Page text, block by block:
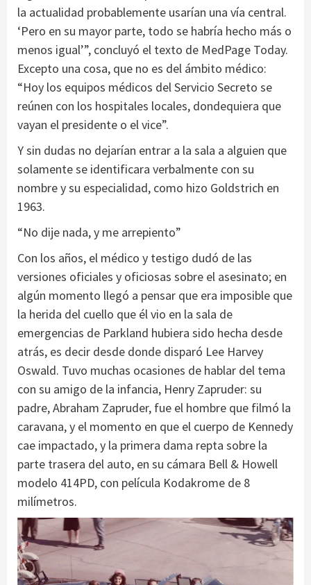
la actualidad probablemente usarían una vía central.
‘Pero en su mayor parte, todo se habría hecho más o
menos igual’”, concluyó el texto de MedPage Today.
Excepto una cosa, que no es del ámbito médico:
“Hoy los equipos médicos del Servicio Secreto se
reúnen con los hospitales locales, dondequiera que
vayan el presidente o el vice”.
Y sin dudas no dejarían entrar a la sala a alguien que
solamente se identificara verbalmente con su
nombre y su especialidad, como hizo Goldstrich en
1963.
“No dije nada, y me arrepiento”
Con los años, el médico y testigo dudó de las
versiones oficiales y oficiosas sobre el asesinato; en
algún momento llegó a pensar que era imposible que
la herida del cuello que él vio en la sala de
emergencias de Parkland hubiera sido hecha desde
atrás, es decir desde donde disparó Lee Harvey
Oswald. Tuvo muchas ocasiones de hablar del tema
con su amigo de la infancia, Henry Zapruder: su
padre, Abraham Zapruder, fue el hombre que filmó la
caravana, y el momento en que el cuerpo de Kennedy
cae impactado, y la primera dama repta sobre la
parte trasera del auto, en su cámara Bell & Howell
modelo 414PD, con película Kodakrome de 8
milímetros.